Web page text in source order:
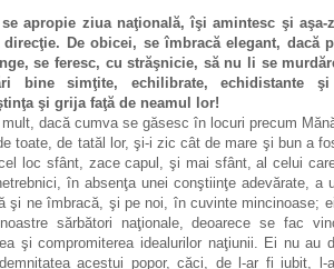
se apropie ziua naţională, îşi amintesc şi
direcţie. De obicei, se îmbracă elegant,
se feresc, cu străşnicie, să nu li se
bine simţite, echilibrate, echidistante
şi grija faţă de neamul lor!
dacă cumva se găsesc în locuri precum
toate, de tatăl lor, şi-i zic cât de mare şi bun a
loc sfânt, zace capul, şi mai sfânt, al celui
în absenţa unei conştiinţe adevărate, a
şi ne îmbracă, şi pe noi, în cuvinte mincinoase;
sărbători naţionale, deoarece se fac
şi compromiterea idealurilor naţiunii. Ei nu au
acestui popor, căci, de l-ar fi iubit,